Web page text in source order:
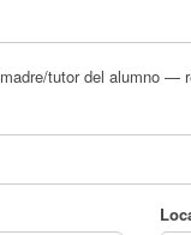
tutor del alumno —